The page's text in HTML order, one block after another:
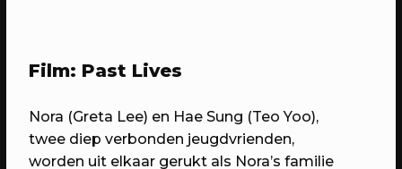
20/04/2023
Film: Past Lives
Nora (Greta Lee) en Hae Sung (Teo Yoo),
twee diep verbonden jeugdvrienden,
worden uit elkaar gerukt als Nora’s familie